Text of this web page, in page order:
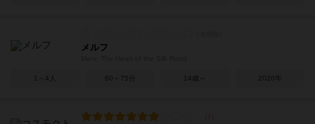
メルフ
1～4人 60～75分 14歳～ 2020年